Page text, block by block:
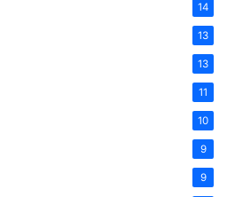
14
13
13
11
10
9
9